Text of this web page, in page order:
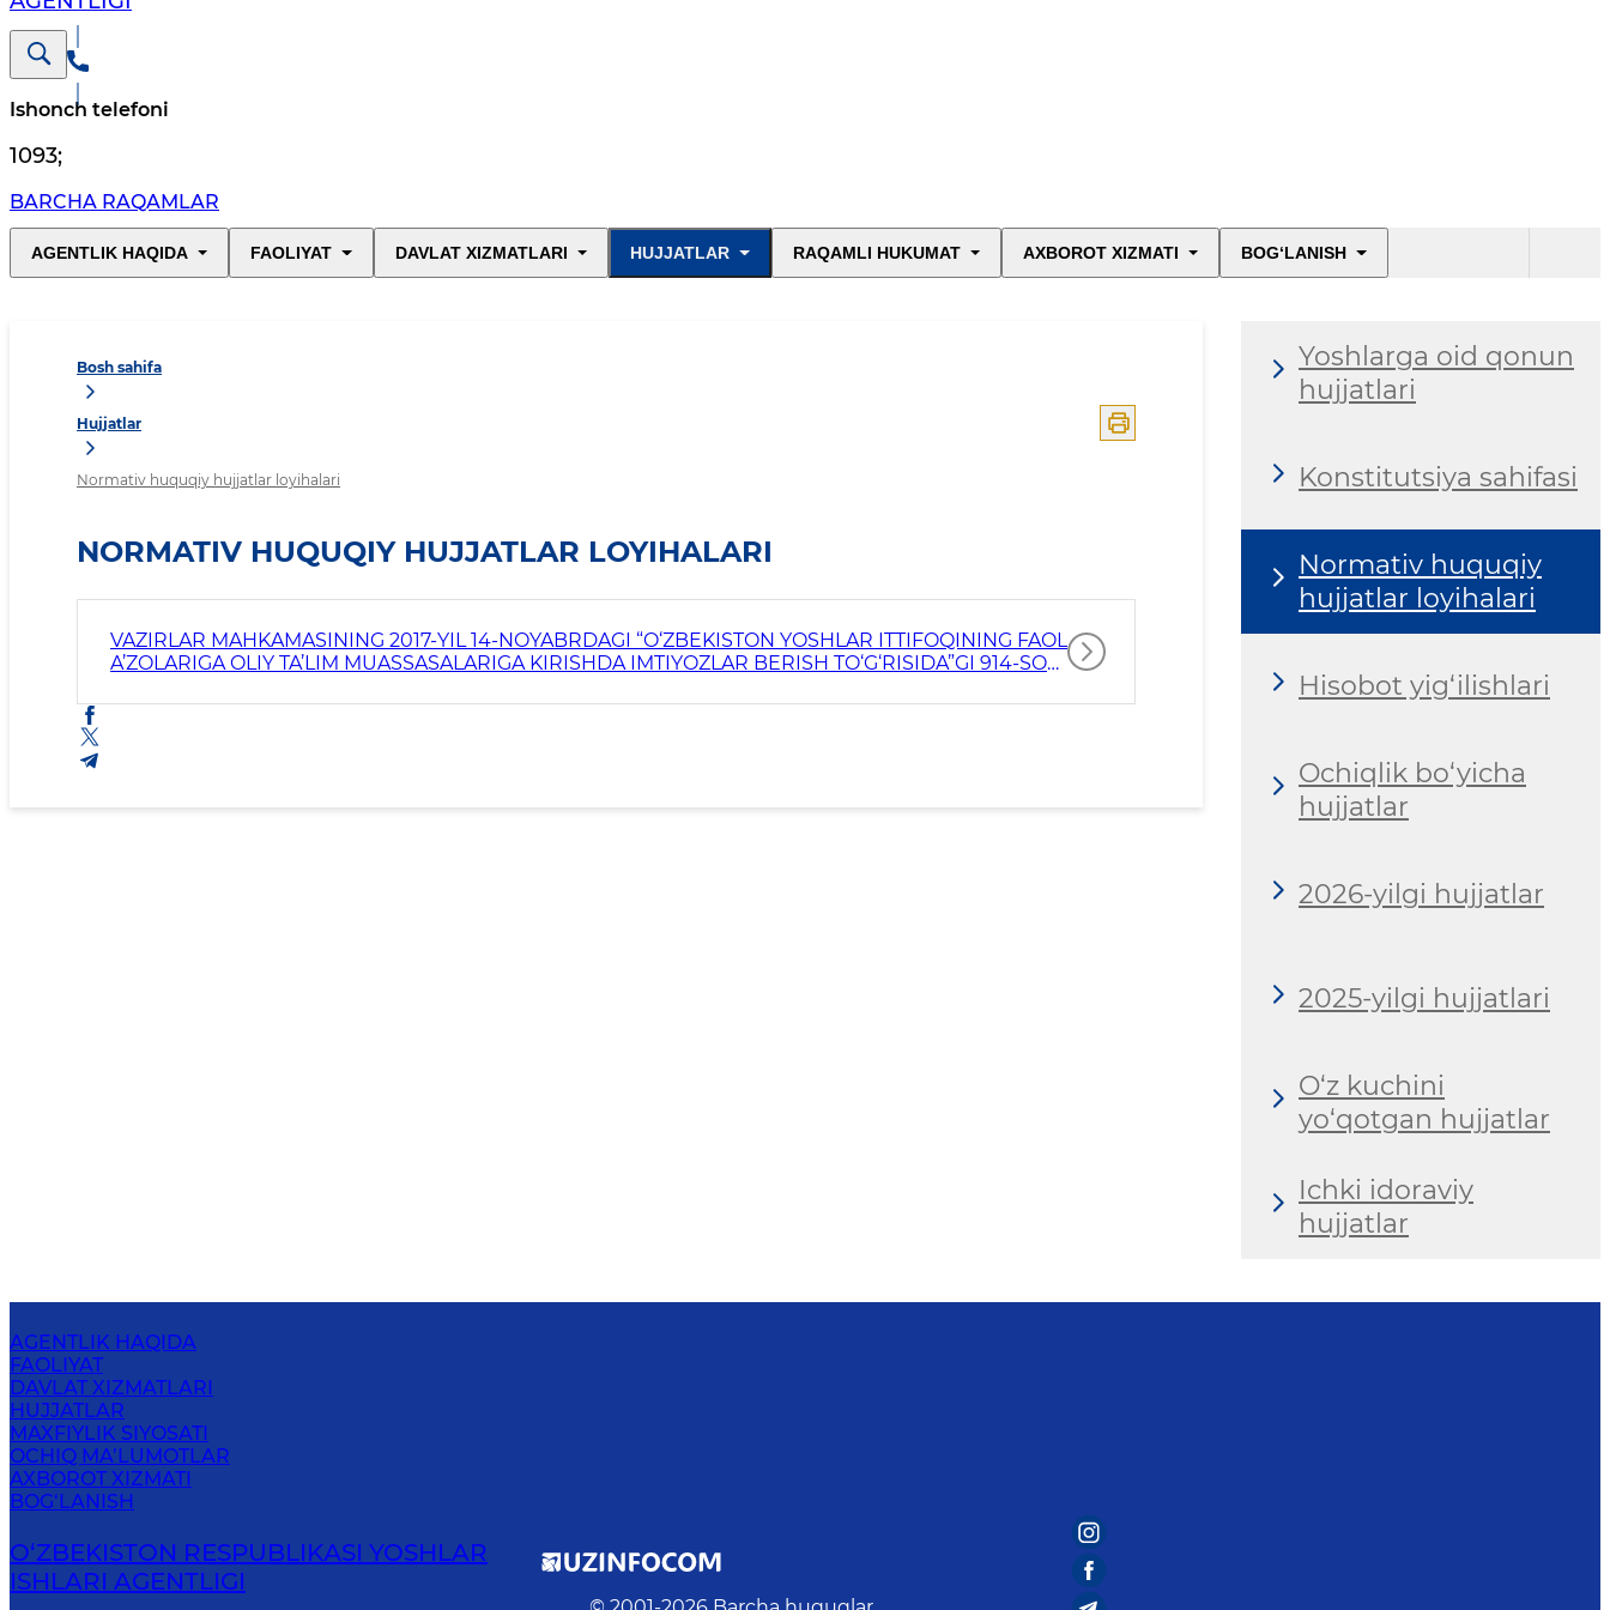
Ishonch telefoni
1093;
BARCHA RAQAMLAR
AGENTLIK HAQIDA FAOLIYAT DAVLAT XIZMATLARI HUJJATLAR RAQAMLI HUKUMAT AXBOROT XIZMATI BOG‘LANISH
Bosh sahifa
Hujjatlar
Normativ huquqiy hujjatlar loyihalari
NORMATIV HUQUQIY HUJJATLAR LOYIHALARI
VAZIRLAR MAHKAMASINING 2017-YIL 14-NOYABRDAGI “O‘ZBEKISTON YOSHLAR ITTIFOQINING FAOL
A’ZOLARIGA OLIY TA’LIM MUASSASALARIGA KIRISHDA IMTIYOZLAR BERISH TO‘G‘RISIDA”GI 914-SON
Yoshlarga oid qonun
hujjatlari
Konstitutsiya sahifasi
Normativ huquqiy
hujjatlar loyihalari
Hisobot yig‘ilishlari
Ochiqlik bo‘yicha
hujjatlar
2026-yilgi hujjatlar
2025-yilgi hujjatlari
O‘z kuchini
yo‘qotgan hujjatlar
Ichki idoraviy
hujjatlar
AGENTLIK HAQIDA
FAOLIYAT
DAVLAT XIZMATLARI
HUJJATLAR
MAXFIYLIK SIYOSATI
OCHIQ MA’LUMOTLAR
AXBOROT XIZMATI
BOG‘LANISH
O‘ZBЕKISTОN RЕSPUBLIKАSI YOSHLAR
ISHLARI AGENTLIGI